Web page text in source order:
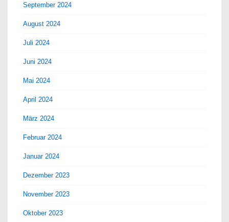
September 2024
August 2024
Juli 2024
Juni 2024
Mai 2024
April 2024
März 2024
Februar 2024
Januar 2024
Dezember 2023
November 2023
Oktober 2023